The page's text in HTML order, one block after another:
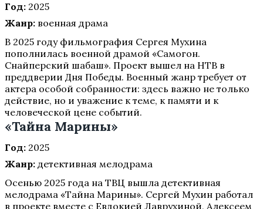
Год: 2025
Жанр: военная драма
В 2025 году фильмография Сергея Мухина
пополнилась военной драмой «Самогон.
Снайперский шабаш». Проект вышел на НТВ в
преддверии Дня Победы. Военный жанр требует от
актера особой собранности: здесь важно не только
действие, но и уважение к теме, к памяти и к
человеческой цене событий.
«Тайна Марины»
Год: 2025
Жанр: детективная мелодрама
Осенью 2025 года на ТВЦ вышла детективная
мелодрама «Тайна Марины». Сергей Мухин работал
в проекте вместе с Евдокией Лаврухиной, Алексеем